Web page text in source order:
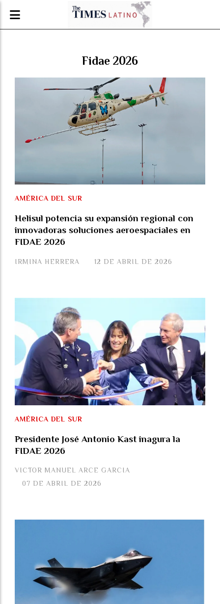
Fidae 2026
Helisul potencia su expansión regional con
innovadoras soluciones aeroespaciales en
FIDAE 2026
IRMINA HERRERA
AMÉRICA DEL SUR
12 DE ABRIL DE 2026
Presidente José Antonio Kast inagura la
FIDAE 2026
VICTOR MANUEL ARCE GARCIA
AMÉRICA DEL SUR
07 DE ABRIL DE 2026